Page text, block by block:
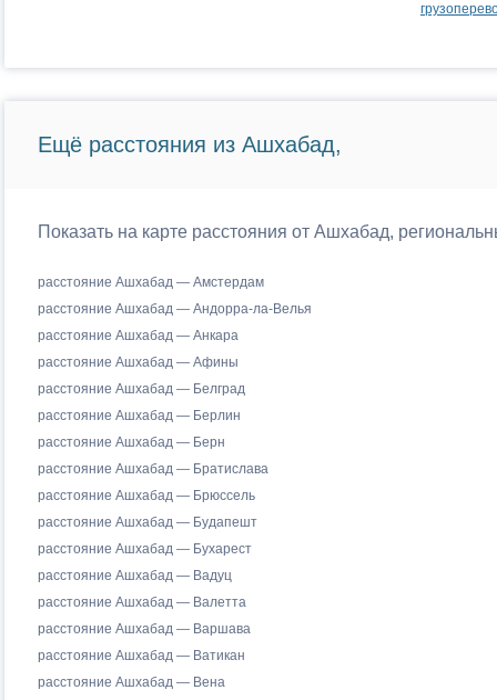
Ещё расстояния из Ашхабад,
Показать на карте расстояния от Ашхабад,
расстояние Ашхабад — Амстердам
расстояние Ашхабад — Андорра-ла-Велья
расстояние Ашхабад — Анкара
расстояние Ашхабад — Афины
расстояние Ашхабад — Белград
расстояние Ашхабад — Берлин
расстояние Ашхабад — Берн
расстояние Ашхабад — Братислава
расстояние Ашхабад — Брюссель
расстояние Ашхабад — Будапешт
расстояние Ашхабад — Бухарест
расстояние Ашхабад — Вадуц
расстояние Ашхабад — Валетта
расстояние Ашхабад — Варшава
расстояние Ашхабад — Ватикан
расстояние Ашхабад — Вена